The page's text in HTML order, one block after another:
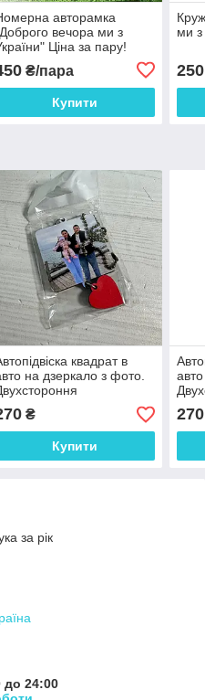
авторамка
вечора ми з
Ціна за пару!
₴/пара
Купити
ми з
250
квадрат в
на дзеркало з фото.
₴
Купити
270
за рік
до 24:00